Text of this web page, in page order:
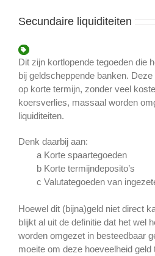
Secundaire liquiditeiten
Dit zijn kortlopende tegoeden die
bij geldscheppende banken.
op korte termijn, zonder veel
koersverlies, massaal worden
liquiditeiten.
Denk daarbij aan:
a Korte spaartegoeden
b Korte termijndeposito’s
c Valutategoeden van
Hoewel dit (bijna)geld niet direct
blijkt al uit de definitie dat het wel
worden omgezet in besteedbaar
moeite om deze hoeveelheid geld